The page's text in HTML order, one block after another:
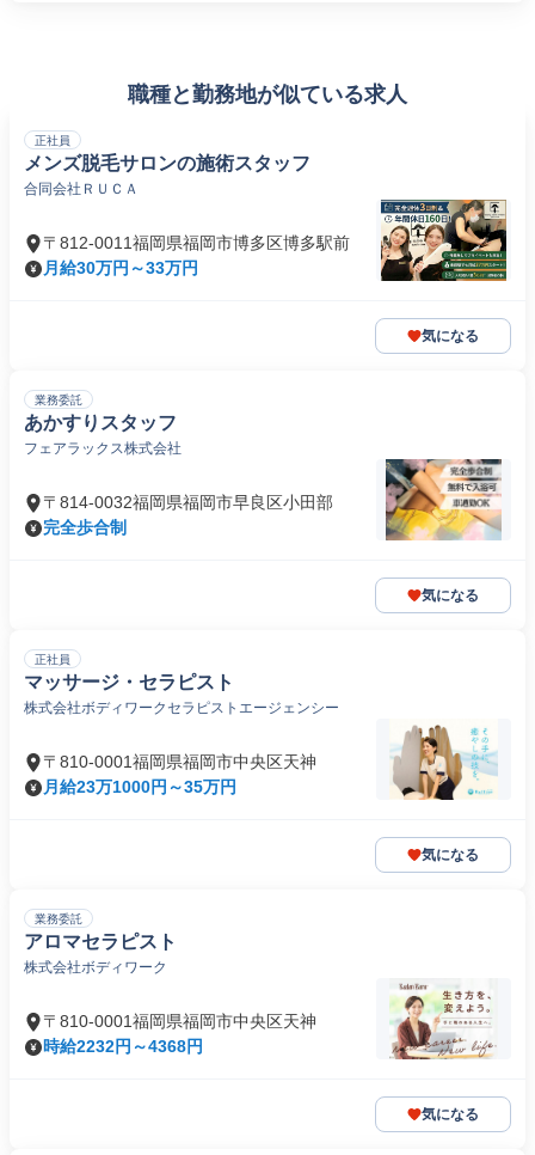
職種と勤務地が似ている求人
正社員
メンズ脱毛サロンの施術スタッフ
合同会社ＲＵＣＡ
〒812-0011福岡県福岡市博多区博多駅前
月給30万円～33万円
気になる
業務委託
あかすりスタッフ
フェアラックス株式会社
〒814-0032福岡県福岡市早良区小田部
完全歩合制
気になる
正社員
マッサージ・セラピスト
株式会社ボディワークセラピストエージェンシー
〒810-0001福岡県福岡市中央区天神
月給23万1000円～35万円
気になる
業務委託
アロマセラピスト
株式会社ボディワーク
〒810-0001福岡県福岡市中央区天神
時給2232円～4368円
気になる